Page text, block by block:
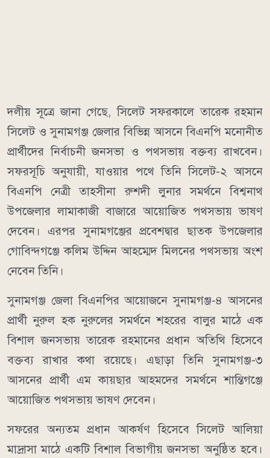
দলীয় সূত্রে জানা গেছে, সিলেট সফরকালে তারেক রহমান
সিলেট ও সুনামগঞ্জ জেলার বিভিন্ন আসনে বিএনপি মনোনীত
প্রার্থীদের নির্বাচনী জনসভা ও পথসভায় বক্তব্য রাখবেন।
সফরসূচি অনুযায়ী, যাওয়ার পথে তিনি সিলেট-২ আসনে
বিএনপি নেত্রী তাহসীনা রুশদী লুনার সমর্থনে বিশ্বনাথ
উপজেলার লামাকাজী বাজারে আয়োজিত পথসভায় ভাষণ
দেবেন। এরপর সুনামগঞ্জের প্রবেশদ্বার ছাতক উপজেলার
গোবিন্দগঞ্জে কলিম উদ্দিন আহম্মেদ মিলনের পথসভায় অংশ
নেবেন তিনি।
সুনামগঞ্জ জেলা বিএনপির আয়োজনে সুনামগঞ্জ-৪ আসনের
প্রার্থী নুরুল হক নুরুলের সমর্থনে শহরের বালুর মাঠে এক
বিশাল জনসভায় তারেক রহমানের প্রধান অতিথি হিসেবে
বক্তব্য রাখার কথা রয়েছে। এছাড়া তিনি সুনামগঞ্জ-৩
আসনের প্রার্থী এম কায়ছার আহমদের সমর্থনে শান্তিগঞ্জে
আয়োজিত পথসভায় ভাষণ দেবেন।
সফরের অন্যতম প্রধান আকর্ষণ হিসেবে সিলেট আলিয়া
মাদ্রাসা মাঠে একটি বিশাল বিভাগীয় জনসভা অনুষ্ঠিত হবে।